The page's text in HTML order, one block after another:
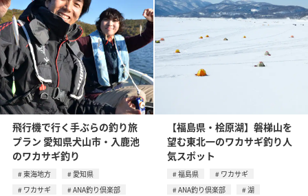
飛行機で行く手ぶらの釣り旅
プラン 愛知県犬山市・入鹿池
のワカサギ釣り
東海地方
愛知県
ワカサギ
ANA釣り倶楽部
【福島県・桧原湖】磐梯山を
望む東北一のワカサギ釣り人
気スポット
福島県
ワカサギ
ANA釣り倶楽部
湖